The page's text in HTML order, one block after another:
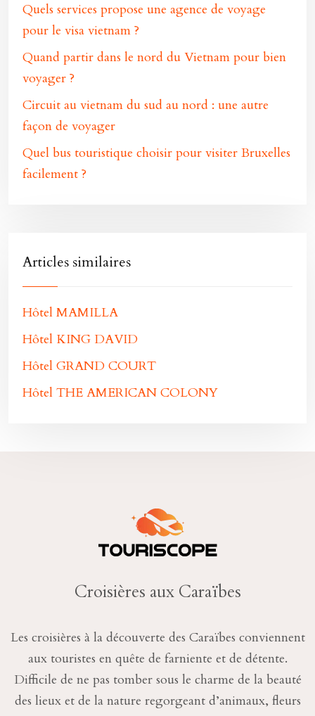
Quels services propose une agence de voyage
pour le visa vietnam ?
Quand partir dans le nord du Vietnam pour bien
voyager ?
Circuit au vietnam du sud au nord : une autre
façon de voyager
Quel bus touristique choisir pour visiter Bruxelles
facilement ?
Articles similaires
Hôtel MAMILLA
Hôtel KING DAVID
Hôtel GRAND COURT
Hôtel THE AMERICAN COLONY
Croisières aux Caraïbes
Les croisières à la découverte des Caraïbes conviennent
aux touristes en quête de farniente et de détente.
Difficile de ne pas tomber sous le charme de la beauté
des lieux et de la nature regorgeant d’animaux, fleurs